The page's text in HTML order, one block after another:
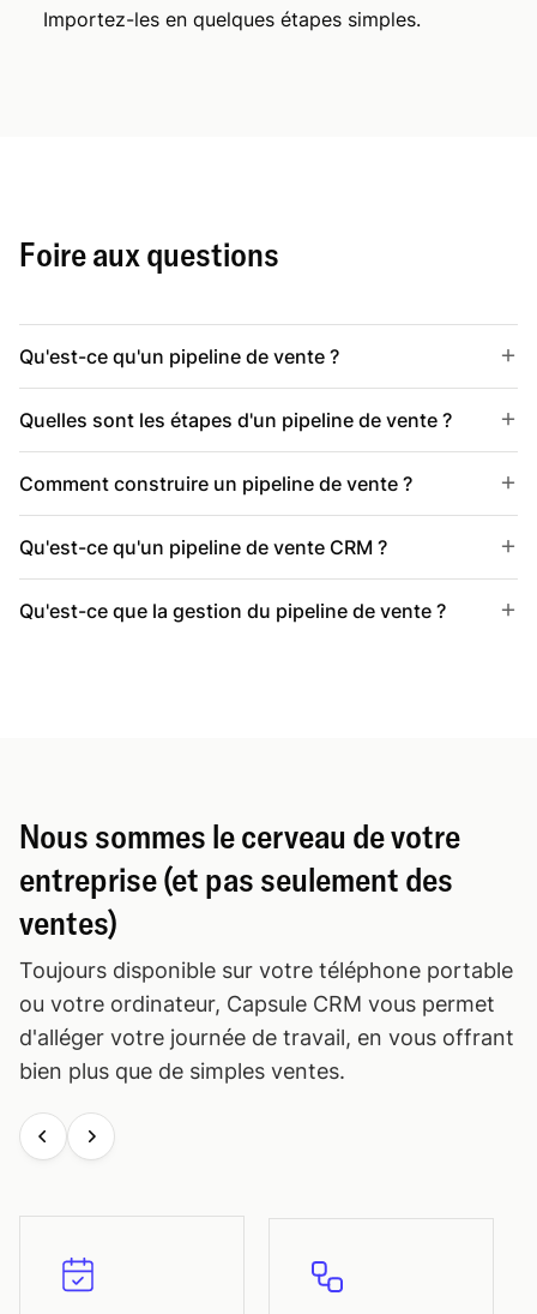
Importez-les en quelques étapes simples.
Foire aux questions
Qu'est-ce qu'un pipeline de vente ?
Quelles sont les étapes d'un pipeline de vente ?
Comment construire un pipeline de vente ?
Qu'est-ce qu'un pipeline de vente CRM ?
Qu'est-ce que la gestion du pipeline de vente ?
Nous sommes le cerveau de votre
entreprise (et pas seulement des
ventes)
Toujours disponible sur votre téléphone portable
ou votre ordinateur, Capsule CRM vous permet
d'alléger votre journée de travail, en vous offrant
bien plus que de simples ventes.